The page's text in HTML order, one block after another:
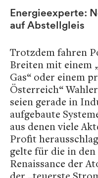
Energieexperte:
auf Abstellgleis
Trotzdem fahren
Breiten mit einem
Gas“ oder einem
Österreich“
seien gerade in
aufgebaute
aus denen viele
Profit
gelte für die in
Renaissance der